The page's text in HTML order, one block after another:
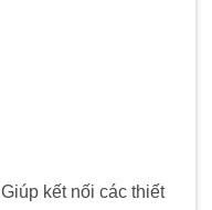
Giúp kết nối các thiết